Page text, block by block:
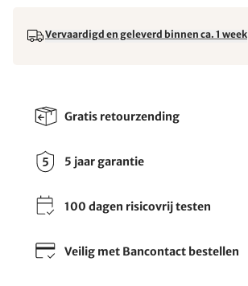
Vervaardigd en geleverd binnen ca. 1 week
Gratis retourzending
5 jaar garantie
100 dagen risicovrij testen
Veilig met Bancontact bestellen